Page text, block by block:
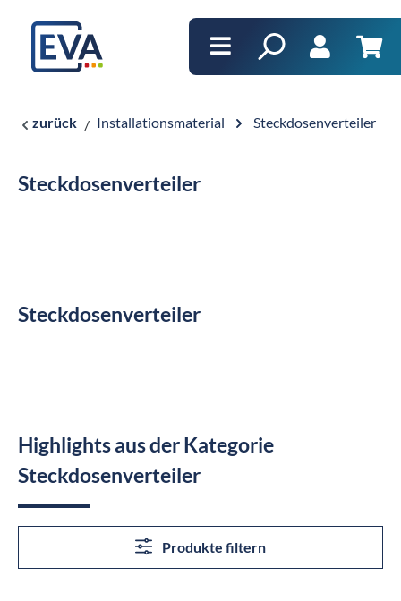
springen
zurück Installationsmaterial Steckdosenverteiler
Steckdosenverteiler
Steckdosenverteiler
Highlights aus der Kategorie
Steckdosenverteiler
Produkte filtern